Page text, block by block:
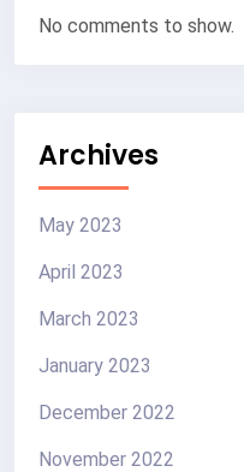
No comments to show.
Archives
May 2023
April 2023
March 2023
January 2023
December 2022
November 2022